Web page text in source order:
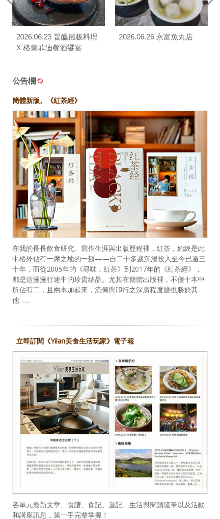
2026.06.23 旨醞鐵板料理
X 格蘭菲迪餐酒饗宴
2026.06.26 永富魚丸店
公告欄
簡體新版。《紅茶經》
在我的長長飲食研究、寫作生涯與出版歷程裡，紅茶，始終是此
中格外佔有一席之地的一類——自二十多歲沉浸投入至今已逾三
十年，而從2005年的《尋味．紅茶》到2017年的《紅茶經》，
都是這漫漫行途中的珍貴結晶。尤其在簡體出版裡，不僅十本中
所佔有二，且兩本加起來，流傳與印行之深廣程度應也勝於其
他……
立即訂閱《Yilan美食生活玩家》電子報
各單元最新文章、食譜、食記、遊記、生活與閱讀隨筆以及活動
和講座訊息，第一手完整掌握！